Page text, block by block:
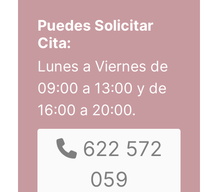
Puedes Solicitar
Cita:
Lunes a Viernes de
09:00 a 13:00 y de
16:00 a 20:00.
622 572
059